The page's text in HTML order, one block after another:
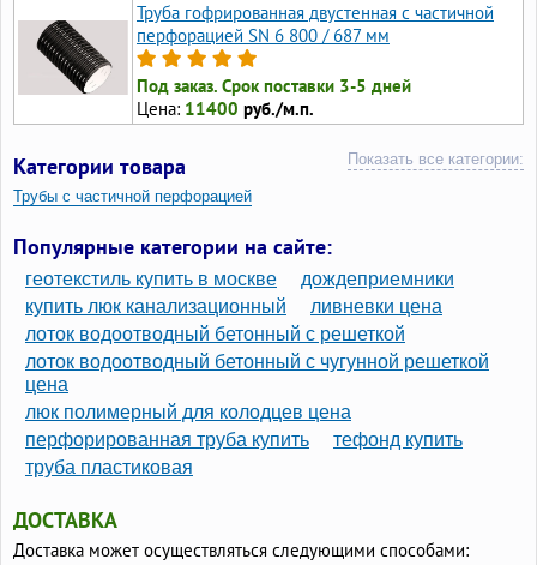
Труба гофрированная двустенная с частичной
перфорацией SN 6 800 / 687 мм
Под заказ. Срок поставки 3-5 дней
Цена: 11400 руб./м.п.
Категории товара Показать все категории:
Трубы с частичной перфорацией
Трубы для колодца пластиковые d1000
Трубы диаметром 630
Трубы диаметр 700 мм
Трубы диаметр 1000
Трубы гофрированные диаметром 900 мм
Полиэтиленовые трубы большого диаметра
Пластиковые трубы диаметр 1000 мм
Пластиковые дренажные трубы 500
Жесткие дренажные трубы
Популярные категории на сайте:
геотекстиль купить в москве
дождеприемники
купить люк канализационный
ливневки цена
лоток водоотводный бетонный с решеткой
лоток водоотводный бетонный с чугунной решеткой
цена
люк полимерный для колодцев цена
перфорированная труба купить
тефонд купить
труба пластиковая
ДОСТАВКА
Доставка может осуществляться следующими способами: